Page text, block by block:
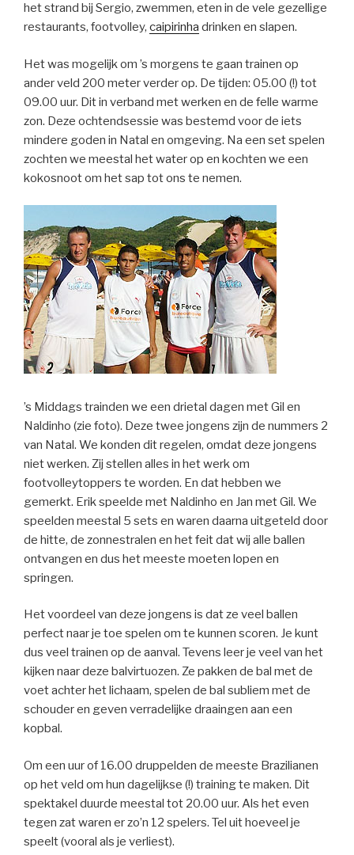
het strand bij Sergio, zwemmen, eten in de vele gezellige
restaurants, footvolley, caipirinha drinken en slapen.
Het was mogelijk om ’s morgens te gaan trainen op
ander veld 200 meter verder op. De tijden: 05.00 (!) tot
09.00 uur. Dit in verband met werken en de felle warme
zon. Deze ochtendsessie was bestemd voor de iets
mindere goden in Natal en omgeving. Na een set spelen
zochten we meestal het water op en kochten we een
kokosnoot om het sap tot ons te nemen.
’s Middags trainden we een drietal dagen met Gil en
Naldinho (zie foto). Deze twee jongens zijn de nummers 2
van Natal. We konden dit regelen, omdat deze jongens
niet werken. Zij stellen alles in het werk om
footvolleytoppers te worden. En dat hebben we
gemerkt. Erik speelde met Naldinho en Jan met Gil. We
speelden meestal 5 sets en waren daarna uitgeteld door
de hitte, de zonnestralen en het feit dat wij alle ballen
ontvangen en dus het meeste moeten lopen en
springen.
Het voordeel van deze jongens is dat ze veel ballen
perfect naar je toe spelen om te kunnen scoren. Je kunt
dus veel trainen op de aanval. Tevens leer je veel van het
kijken naar deze balvirtuozen. Ze pakken de bal met de
voet achter het lichaam, spelen de bal subliem met de
schouder en geven verradelijke draaingen aan een
kopbal.
Om een uur of 16.00 druppelden de meeste Brazilianen
op het veld om hun dagelijkse (!) training te maken. Dit
spektakel duurde meestal tot 20.00 uur. Als het even
tegen zat waren er zo’n 12 spelers. Tel uit hoeveel je
speelt (vooral als je verliest).